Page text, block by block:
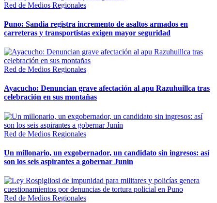
Red de Medios Regionales
Puno: Sandia registra incremento de asaltos armados en
carreteras y transportistas exigen mayor seguridad
Red de Medios Regionales
Ayacucho: Denuncian grave afectación al apu Razuhuillca tras
celebración en sus montañas
Red de Medios Regionales
Un millonario, un exgobernador, un candidato sin ingresos: así
son los seis aspirantes a gobernar Junín
Red de Medios Regionales